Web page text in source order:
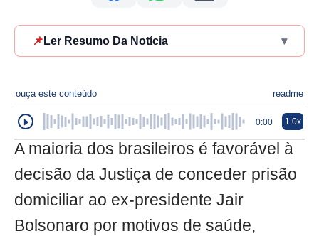
📌 Ler Resumo Da Notícia ▾
ouça este conteúdo readme
0:00 1.0x
A maioria dos brasileiros é favorável à
decisão da Justiça de conceder prisão
domiciliar ao ex-presidente Jair
Bolsonaro por motivos de saúde,